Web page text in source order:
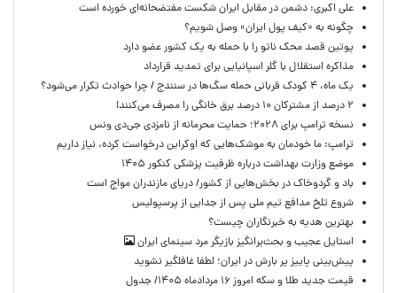
علی اکبری: دشمن در مقابل ایران شکست مفتضحانه‌ای خورده است
چگونه به «کیف پول ایران» وصل شویم؟
پوتین قصد محک ناتو را با حمله به یک کشور عضو دارد
مذاکره استقلال با گلر اسپانیایی برای تمدید قرارداد
یک ماه، ۴ کودک قربانی حمله سگ‌ها در سنندج / چرا حوادث تکرار می‌شود؟
۲ درصد از مشترکان ۱۰ درصد برق خانگی را مصرف می‌کنند!
نسخه ترامپ برای ۲۰۲۸؛ حمایت محرمانه از نامزدی جی‌دی ونس
ترامپ: ما خودمان به موشک‌هایی که اوکراین درخواست کرده، نیاز داریم
موضع وزارت بهداشت درباره ظرفیت پزشکی کنکور ۱۴۰۵
باد و گردوخاک در بخش‌هایی از کشور/ دریای مازندران مواج است
شروع تلخ مدافع تیم ملی پس از جدایی از پرسپولیس
بهترین هدیه به خبرنگاران چیست؟
استایل عجیب و بحث‌برانگیز بازیگر مرد سینمای ایران
پیش‌بینی پاییز پر بارش در ایران؛ لطفا غافلگیر نشوید
قیمت جدید طلا و سکه امروز ۱۶ مردادماه ۱۴۰۵/ جدول